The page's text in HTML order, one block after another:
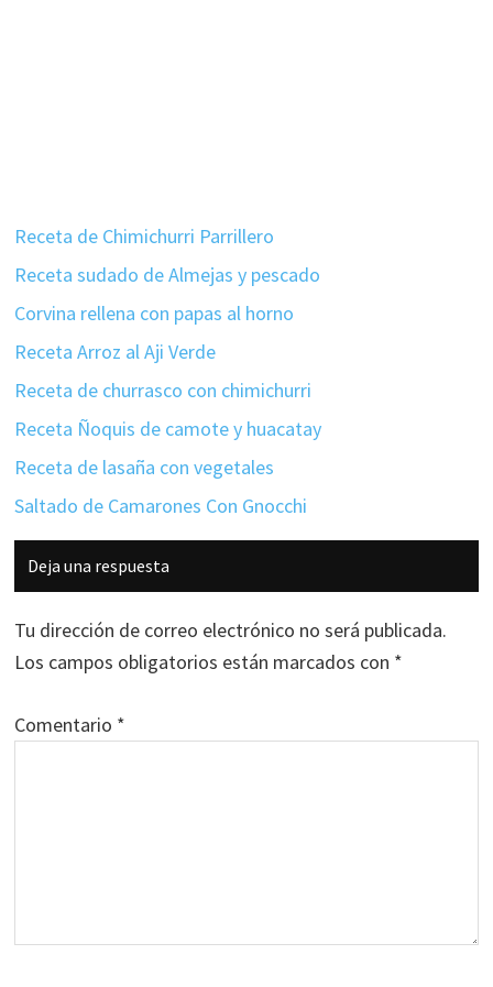
Receta de Chimichurri Parrillero
Receta sudado de Almejas y pescado
Corvina rellena con papas al horno
Receta Arroz al Aji Verde
Receta de churrasco con chimichurri
Receta Ñoquis de camote y huacatay
Receta de lasaña con vegetales
Saltado de Camarones Con Gnocchi
Interacciones
con
los
lectores
Deja una respuesta
Tu dirección de correo electrónico no será publicada.
Los campos obligatorios están marcados con *
Comentario *